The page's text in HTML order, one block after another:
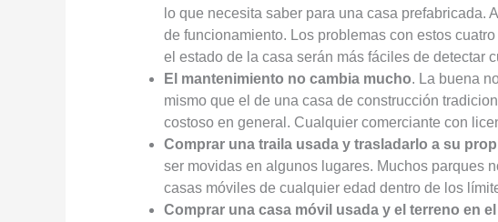
lo que necesita saber para una casa
de funcionamiento. Los problemas con estos
el estado de la casa serán más fáciles de detectar
El mantenimiento no cambia mucho. La buena
mismo que el de una casa de construcción
costoso en general. Cualquier comerciante con
Comprar una traila usada y trasladarlo a su
ser movidas en algunos lugares. Muchos parques
casas móviles de cualquier edad dentro de los
Comprar una casa móvil usada y el terreno en